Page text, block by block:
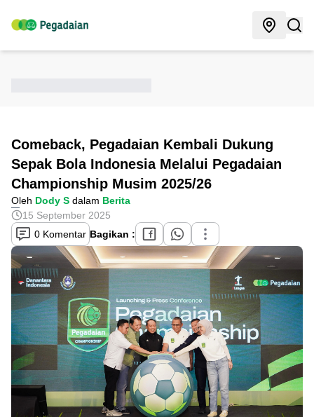
Comeback, Pegadaian Kembali Dukung
Sepak Bola Indonesia Melalui Pegadaian
Championship Musim 2025/26
Oleh Dody S dalam Berita
15 September 2025
0 Komentar Bagikan :